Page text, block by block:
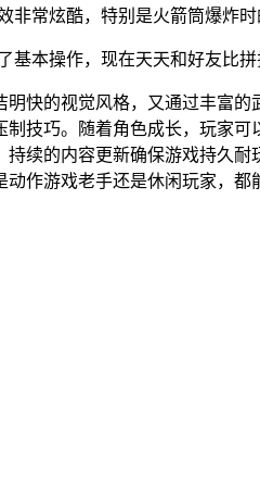
常炫酷，特别是火箭筒爆炸
本操作，现在天天和好友比
快的视觉风格，又通过丰富
技巧。随着角色成长，玩家
续的内容更新确保游戏持久
作游戏老手还是休闲玩家，都